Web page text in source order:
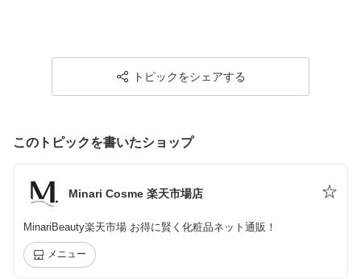
トピックをシェアする
このトピックを書いたショップ
Minari Cosme 楽天市場店
MinariBeauty楽天市場 お得に賢く化粧品ネット通販！
メニュー